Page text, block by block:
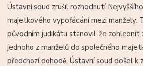
Ústavní soud zrušil rozhodnutí
majetkového vypořádání mezi manžely.
původním judikátu stanovil, že zohlednit
jednoho z manželů do společného
předchozí dohodě. Ústavní soud došel k